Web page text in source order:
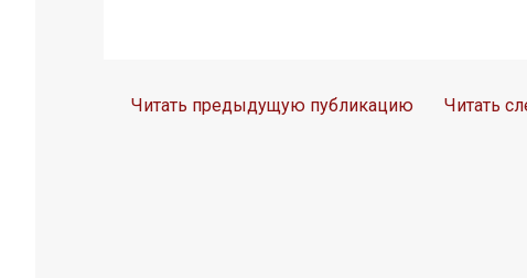
Читать предыдущую публикацию Читать